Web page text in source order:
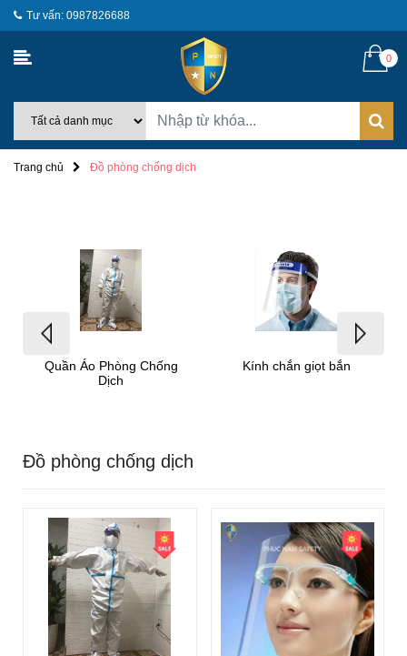
Tư vấn: 0987826688
0
Trang chủ Đồ phòng chống dịch
Quần Áo Phòng Chống
Dịch
Kính chắn giọt bắn
Đồ phòng chống dịch